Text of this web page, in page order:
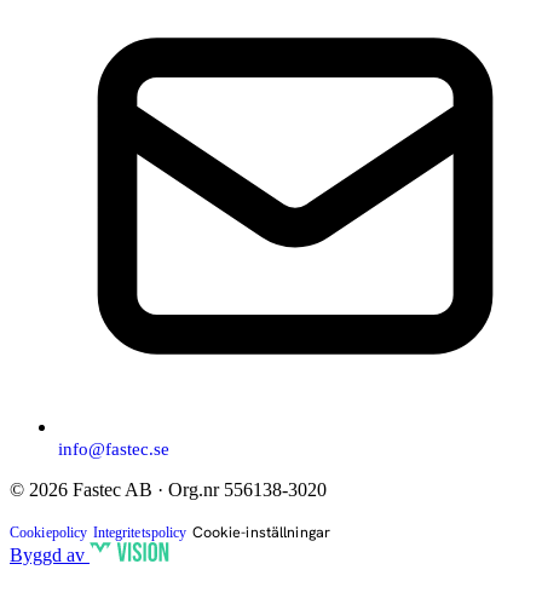
info@fastec.se
© 2026 Fastec AB · Org.nr 556138-3020
Cookiepolicy Integritetspolicy Cookie-inställningar
Byggd av